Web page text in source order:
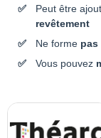
Peut être
revêtement
Ne forme pas
Vous pouvez